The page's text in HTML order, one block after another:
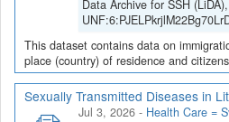
Data Archive for SSH
This dataset contains data on
place (country) of residence and
Sexually Transmitted Diseases in
Jul 3, 2026 - Health Care =